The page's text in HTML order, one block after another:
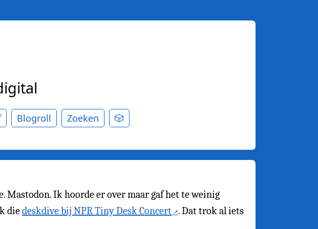
Blogroll Zoeken 🎲
Mastodon. Ik hoorde er over maar gaf het te weinig
diedeskdive bij NPR Tiny Desk Concert
. Dat trok al iets